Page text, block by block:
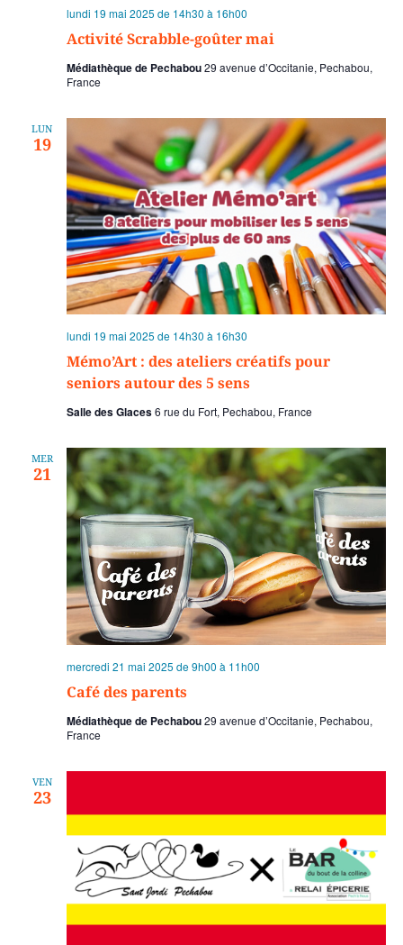
Activité Scrabble-goûter mai
lundi 19 mai 2025 de 14h30 à 16h00
Médiathèque de Pechabou29 avenue d’Occitanie, Pechabou,
France
LUN
19
Mémo’Art : des ateliers créatifs pour
seniors autour des 5 sens
lundi 19 mai 2025 de 14h30 à 16h30
Salle des Glaces6 rue du Fort, Pechabou, France
MER
21
Café des parents
mercredi 21 mai 2025 de 9h00 à 11h00
Médiathèque de Pechabou29 avenue d’Occitanie, Pechabou,
France
VEN
23